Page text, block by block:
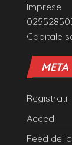
imprese
Capitale
META
Registrati
Accedi
Feed dei